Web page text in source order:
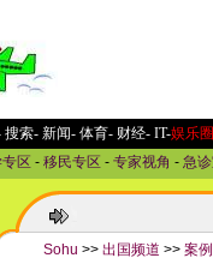
搜索-新闻- 体育-财经- IT-娱乐圈
区 - 移民专区 - 专家视角 - 急
Sohu >> 出国频道 >> 案